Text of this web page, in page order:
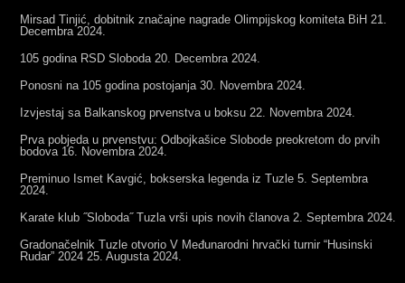
Mirsad Tinjić, dobitnik značajne nagrade Olimpijskog komiteta BiH 21.
Decembra 2024.
105 godina RSD Sloboda 20. Decembra 2024.
Ponosni na 105 godina postojanja 30. Novembra 2024.
Izvjestaj sa Balkanskog prvenstva u boksu 22. Novembra 2024.
Prva pobjeda u prvenstvu: Odbojkašice Slobode preokretom do prvih
bodova 16. Novembra 2024.
Preminuo Ismet Kavgić, bokserska legenda iz Tuzle 5. Septembra
2024.
Karate klub ˝Sloboda˝ Tuzla vrši upis novih članova 2. Septembra 2024.
Gradonačelnik Tuzle otvorio V Međunarodni hrvački turnir “Husinski
Rudar” 2024 25. Augusta 2024.